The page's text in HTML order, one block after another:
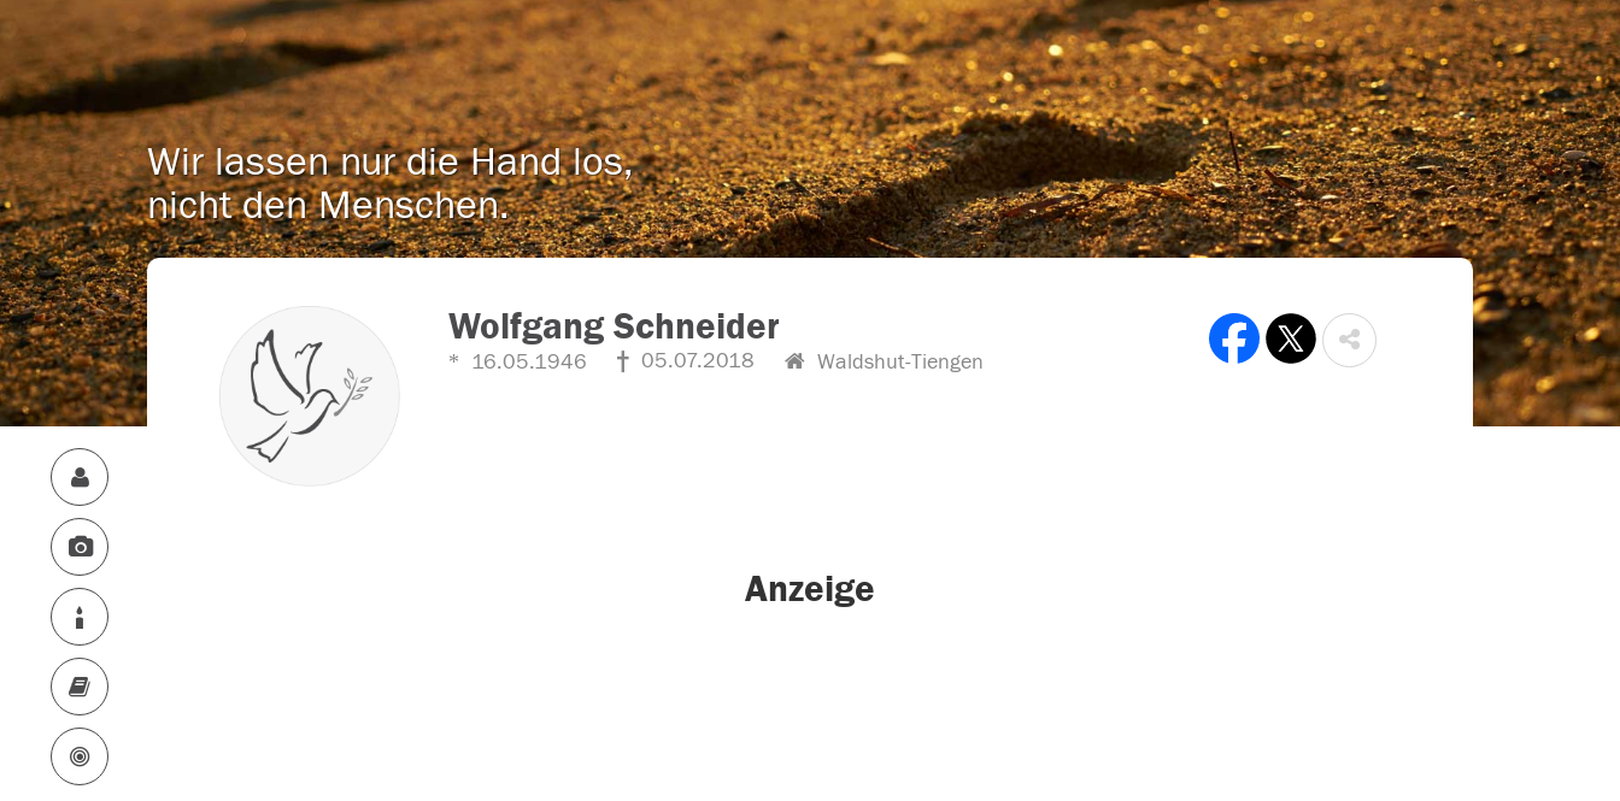
Wir lassen nur die Hand los,
nicht den Menschen.
Wolfgang Schneider
16.05.1946 05.07.2018 Waldshut-Tiengen
Anzeige